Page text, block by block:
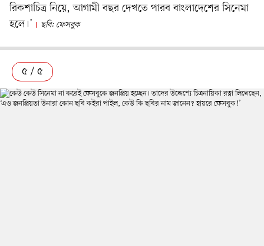
রিকশাচিত্র নিয়ে, আগামী বছর দেখতে পারব বাংলাদেশের সিনেমা
হলে।’
ছবি: ফেসবুক
৫ / ৫